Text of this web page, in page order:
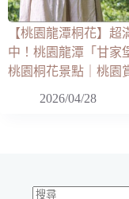
【桃園龍潭桐花】
中！桃園龍潭「甘家
桃園桐花景點｜桃園
2026/04/28